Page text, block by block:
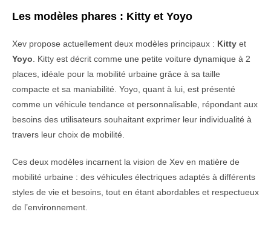
Les modèles phares : Kitty et Yoyo
Xev propose actuellement deux modèles principaux : Kitty et
Yoyo. Kitty est décrit comme une petite voiture dynamique à 2
places, idéale pour la mobilité urbaine grâce à sa taille
compacte et sa maniabilité. Yoyo, quant à lui, est présenté
comme un véhicule tendance et personnalisable, répondant aux
besoins des utilisateurs souhaitant exprimer leur individualité à
travers leur choix de mobilité.
Ces deux modèles incarnent la vision de Xev en matière de
mobilité urbaine : des véhicules électriques adaptés à différents
styles de vie et besoins, tout en étant abordables et respectueux
de l’environnement.